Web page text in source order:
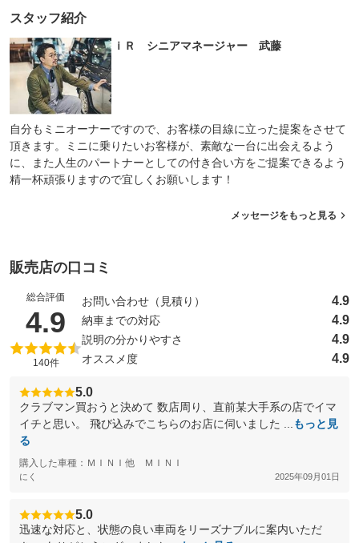
スタッフ紹介
ｉＲ シニアマネージャー 武藤
自分もミニオーナーですので、お客様の目線に立った提案をさせて
頂きます。ミニに乗りたいお客様が、素敵な一台に出会えるよう
に、また人生のパートナーとしての付き合い方をご提案できるよう
精一杯頑張りますので宜しくお願いします！
メッセージをもっと見る
販売店の口コミ
総合評価
4.9 （5点満点中）
140件
お問い合わせ（見積り） 4.9
納車までの対応 4.9
説明の分かりやすさ 4.9
オススメ度 4.9
5.0
クラブマン買おうと決めて 数店周り、直前某大手系の店でイマ
イチと思い。 飛び込みでこちらのお店に伺いました ...
もっと見
る
購入した車種：ＭＩＮＩ他 ＭＩＮＩ
にく 2025年09月01日
5.0
迅速な対応と、状態の良い車両をリーズナブルに案内いただ